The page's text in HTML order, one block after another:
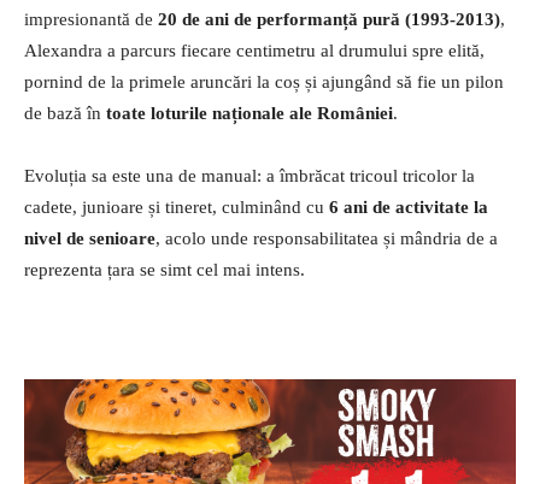
impresionantă de 20 de ani de performanță pură (1993-2013),
Alexandra a parcurs fiecare centimetru al drumului spre elită,
pornind de la primele aruncări la coș și ajungând să fie un pilon
de bază în toate loturile naționale ale României.
Evoluția sa este una de manual: a îmbrăcat tricoul tricolor la
cadete, junioare și tineret, culminând cu 6 ani de activitate la
nivel de senioare, acolo unde responsabilitatea și mândria de a
reprezenta țara se simt cel mai intens.